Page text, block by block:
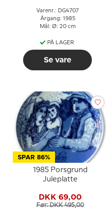
Varenr.: DG4707
Årgang: 1985
Mål: Ø: 20 cm
PÅ LAGER
Se vare
SPAR 86%
1985 Porsgrund
Juleplatte
DKK 69,00
Før: DKK 495,00